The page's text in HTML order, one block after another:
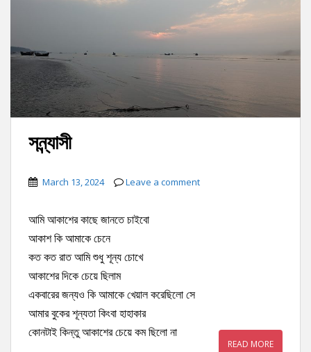
সন্ন্যাসী
March 13, 2024 Leave a comment
আমি আকাশের কাছে জানতে চাইবো
আকাশ কি আমাকে চেনে
কত কত রাত আমি শুধু শূন্য চোখে
আকাশের দিকে চেয়ে ছিলাম
একবারের জন্যও কি আমাকে খেয়াল করেছিলো সে
আমার বুকের শূন্যতা কিংবা হাহাকার
কোনটাই কিন্তু আকাশের চেয়ে কম ছিলো না
READ MORE